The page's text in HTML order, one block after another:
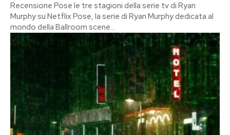
Recensione Pose le tre stagioni della serie tv di Ryan
Murphy su Netflix Pose, la serie di Ryan Murphy dedicata al
mondo della Ballroom scene...